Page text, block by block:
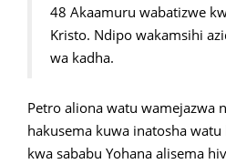
48 Akaamuru wabatizwe
Kristo. Ndipo wakamsihi
wa kadha.
Petro aliona watu wamejazwa
hakusema kuwa inatosha
kwa sababu Yohana alisema